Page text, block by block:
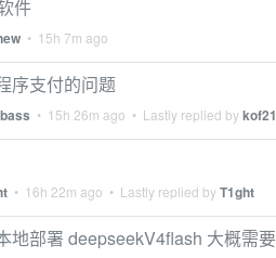
件
• 15h 7m ago
序支付的问题
• 15h 26m ago • Lastly replied by
• 16h 22m ago • Lastly replied byT1ght
地部署 deepseekV4flash 大概需